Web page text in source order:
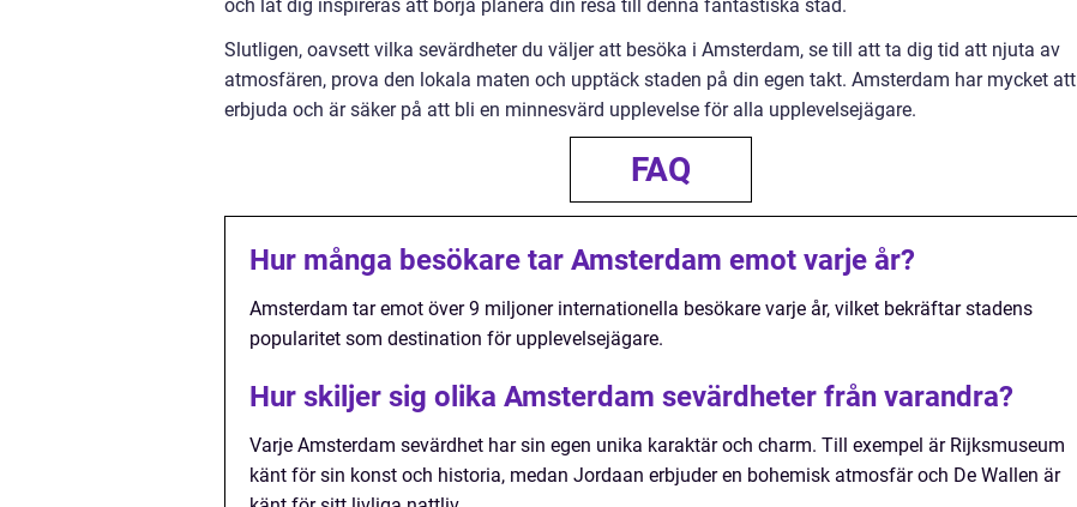
och låt dig inspireras att börja planera din resa till denna fantastiska stad.
Slutligen, oavsett vilka sevärdheter du väljer att besöka i Amsterdam, se till att ta dig tid att njuta av
atmosfären, prova den lokala maten och upptäck staden på din egen takt. Amsterdam har mycket att
erbjuda och är säker på att bli en minnesvärd upplevelse för alla upplevelsejägare.
FAQ
Hur många besökare tar Amsterdam emot varje år?
Amsterdam tar emot över 9 miljoner internationella besökare varje år, vilket bekräftar stadens
popularitet som destination för upplevelsejägare.
Hur skiljer sig olika Amsterdam sevärdheter från varandra?
Varje Amsterdam sevärdhet har sin egen unika karaktär och charm. Till exempel är Rijksmuseum
känt för sin konst och historia, medan Jordaan erbjuder en bohemisk atmosfär och De Wallen är